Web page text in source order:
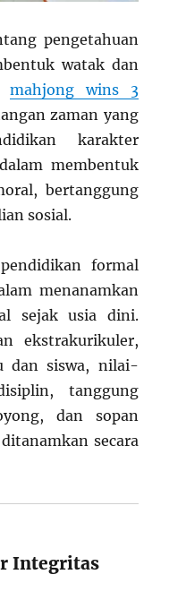
pengetahuan
watak dan
mahjong wins 3
zaman yang
karakter
membentuk
bertanggung
sosial.
formal
menanamkan
sejak usia dini.
ekstrakurikuler,
dan siswa, nilai-
tanggung
dan sopan
secara
Integritas